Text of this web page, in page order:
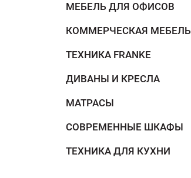
МЕБЕЛЬ ДЛЯ ОФИСОВ
КОММЕРЧЕСКАЯ МЕБЕЛЬ
ТЕХНИКА FRANKE
ДИВАНЫ И КРЕСЛА
МАТРАСЫ
СОВРЕМЕННЫЕ ШКАФЫ
ТЕХНИКА ДЛЯ КУХНИ